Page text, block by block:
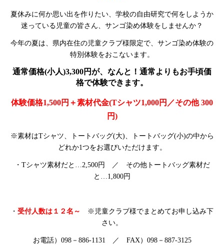
夏休みに何か思い出を作りたい、学校の自由研究で何をしようか
迷っている児童の皆さん、サンゴ染め体験をしませんか？
今年の夏は、県内在住の児童クラブ様限定で、サンゴ染め体験の
特別体験をおこないます。
通常価格(小人)3,300円が、なんと！通常よりもお手頃価
格で体験できます。
体験価格1,500円＋素材代金(Tシャツ1,000円／その他 300
円)
※素材はTシャツ、トートバッグ(大)、トートバッグ(小)の中から
どれか1つをお選びいただけます。
・Tシャツ素材だと…2,500円 ／ その他トートバッグ素材だ
と…1,800円
・ 受付人数は１２名～
※児童クラブ様でまとめてお申し込み下
さい。
お電話）098－886-1131 ／ FAX）098－887-3125